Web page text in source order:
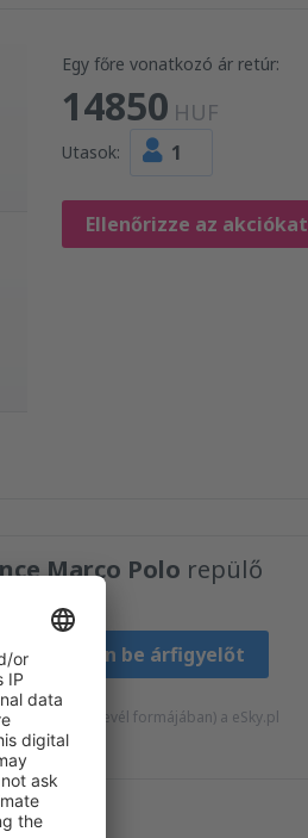
Egy főre vonatkozó ár retúr:
14850 HUF
Utasok: 1
Ellenőrizze az akciókat
Marco Polo repülő
Állítson be árfigyelőt
kapjak (hírlevél formájában) a eSky.pl